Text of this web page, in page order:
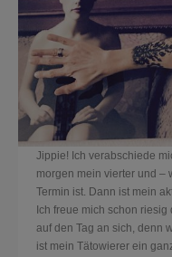
Jippie! Ich verabschiede
morgen mein vierter und –
Termin ist. Dann ist mein
Ich freue mich schon
auf den Tag an sich, denn
ist mein Tätowierer ein